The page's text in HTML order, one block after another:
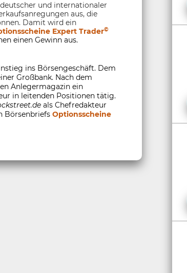
und internationaler
aus, die
Damit wird ein
Expert Trader©
einen Gewinn aus.
ins Börsengeschäft. Dem
Großbank. Nach dem
Anlegermagazin ein
in leitenden Positionen tätig.
als Chefredakteur
Börsenbriefs Optionsscheine